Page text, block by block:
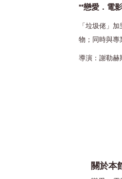
**戀愛．電
「垃圾佬」
物；同時與
導演：謝勒赫
關於本